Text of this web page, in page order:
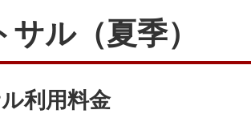
ル（夏季）
利用料金